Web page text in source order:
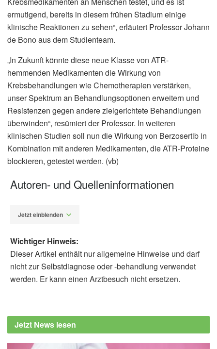
ermutigend, bereits in diesem frühen Stadium einige
klinische Reaktionen zu sehen“, erläutert Professor Johann
de Bono aus dem Studienteam.
„In Zukunft könnte diese neue Klasse von ATR-
hemmenden Medikamenten die Wirkung von
Krebsbehandlungen wie Chemotherapien verstärken,
unser Spektrum an Behandlungsoptionen erweitern und
Resistenzen gegen andere zielgerichtete Behandlungen
überwinden“, resümiert der Professor. In weiteren
klinischen Studien soll nun die Wirkung von Berzosertib in
Kombination mit anderen Medikamenten, die ATR-Proteine
blockieren, getestet werden. (vb)
Autoren- und Quelleninformationen
Jetzt einblenden
precision medicine strips cancer of its DNA
defences (veröffentlicht: 22.06.2020),
Wichtiger Hinweis:
Dieser Artikel enthält nur allgemeine Hinweise und darf
nicht zur Selbstdiagnose oder -behandlung verwendet
werden. Er kann einen Arztbesuch nicht ersetzen.
Jetzt News lesen